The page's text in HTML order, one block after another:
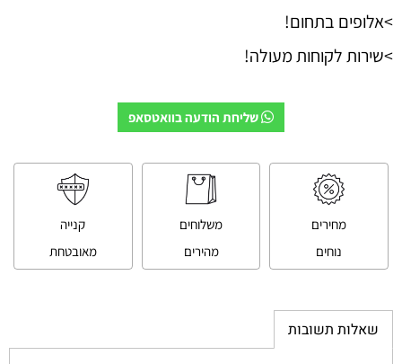
>אלופים בתחום!
>שירות לקוחות מעולה!
שליחת הודעה בוואטסאפ
מחירים
נוחים
משלוחים
מהירים
קנייה
מאובטחת
שאלות תשובות